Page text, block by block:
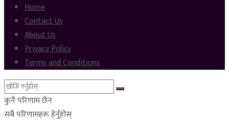
Home
Contact Us
About Us
Privacy Policy
Terms and Conditions
कुनै परिणाम छैन
सबै परिणामहरू हेर्नुहोस्